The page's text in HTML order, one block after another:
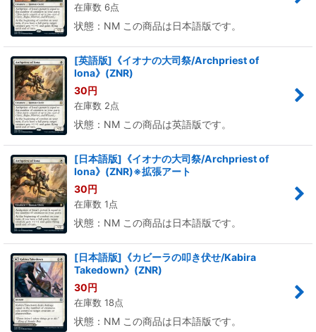
在庫数 6点
状態：NM この商品は日本語版です。
[英語版]《イオナの大司祭/Archpriest of
Iona》(ZNR)
30円
在庫数 2点
状態：NM この商品は英語版です。
[日本語版]《イオナの大司祭/Archpriest of
Iona》(ZNR)※拡張アート
30円
在庫数 1点
状態：NM この商品は日本語版です。
[日本語版]《カビーラの叩き伏せ/Kabira
Takedown》(ZNR)
30円
在庫数 18点
状態：NM この商品は日本語版です。